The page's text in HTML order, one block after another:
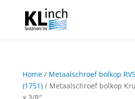
Home/ Metaalschroef bolkop
(1751)/ Metaalschroef bolkop